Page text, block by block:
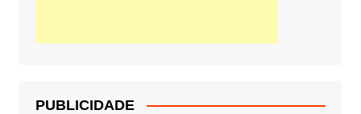
PUBLICIDADE